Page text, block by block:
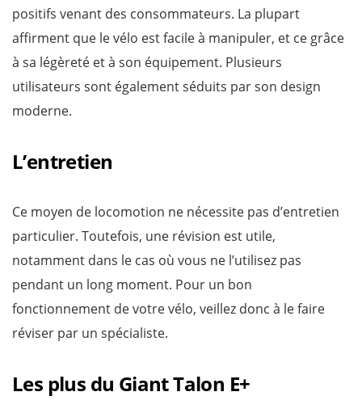
positifs venant des consommateurs. La plupart
affirment que le vélo est facile à manipuler, et ce grâce
à sa légèreté et à son équipement. Plusieurs
utilisateurs sont également séduits par son design
moderne.
L’entretien
Ce moyen de locomotion ne nécessite pas d’entretien
particulier. Toutefois, une révision est utile,
notamment dans le cas où vous ne l’utilisez pas
pendant un long moment. Pour un bon
fonctionnement de votre vélo, veillez donc à le faire
réviser par un spécialiste.
Les plus du Giant Talon E+